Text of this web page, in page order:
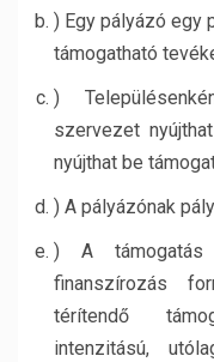
) Egy pályázó egy
támogatható
)
szervezet
nyújthat be
) A pályázónak
) A támogatás
finanszírozás
térítendő
intenzitású,